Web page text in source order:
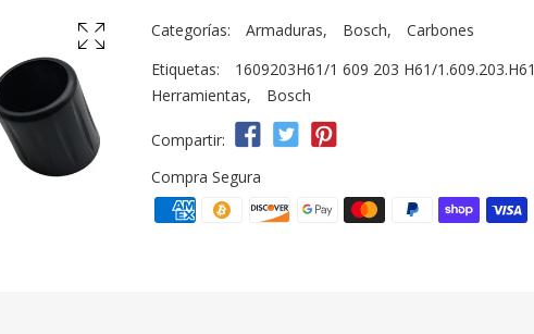
Categorías: Armaduras, Bosch,
Carbones
Etiquetas:
1609203H61/1 609 203 H61/1.609.203.H61
Herramientas, Bosch
Compartir:
Compra Segura